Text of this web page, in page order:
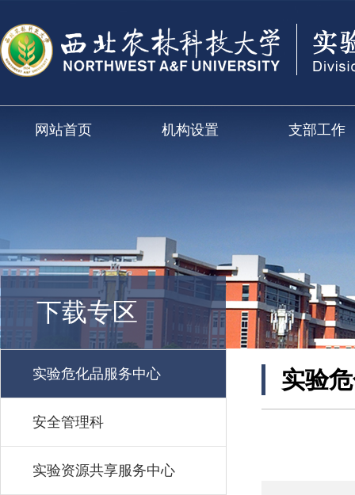
网站首页 机构设置 支部工作
下载专区
实验危化品服务中心
安全管理科
实验资源共享服务中心
实验